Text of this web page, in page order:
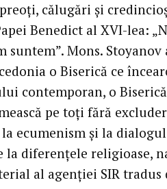
călugări și
Benedict al XVI-lea:
Mons. Stoyanov
o Biserică ce
contemporan, o Biserică
pe toți fără
ecumenism și la dialogul
diferențele religioase,
al agenției SIR tradus